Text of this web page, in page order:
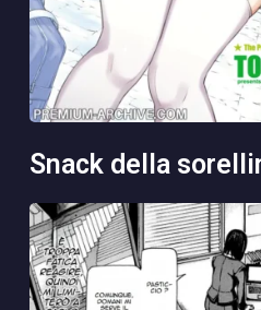
snack della